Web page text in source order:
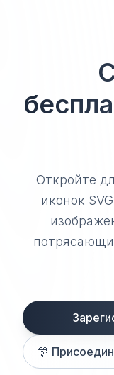
Откройте
иконок
🎊